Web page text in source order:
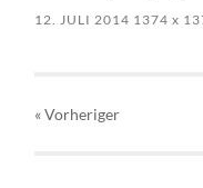
12. JULI 2014 1374x
« Vorheriger